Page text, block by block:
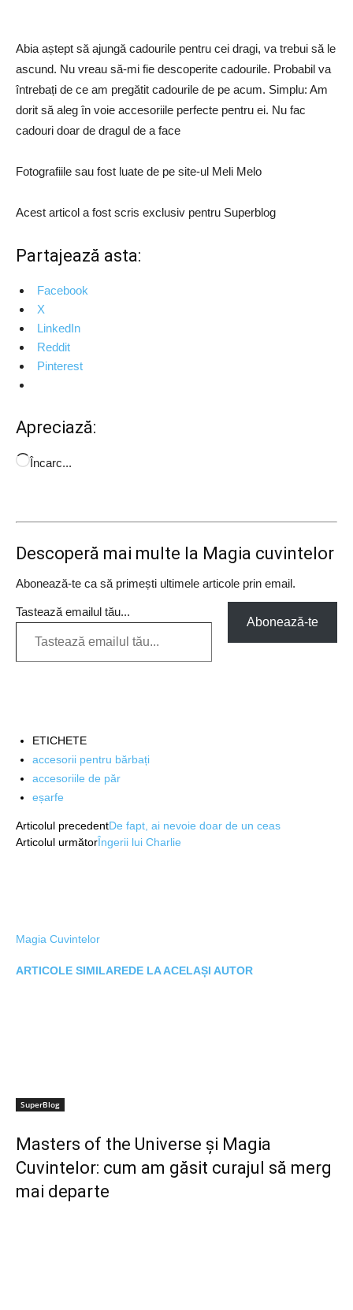
Abia aștept să ajungă cadourile pentru cei dragi, va trebui să le
ascund. Nu vreau să-mi fie descoperite cadourile. Probabil va
întrebați de ce am pregătit cadourile de pe acum. Simplu: Am
dorit să aleg în voie accesoriile perfecte pentru ei. Nu fac
cadouri doar de dragul de a face
Fotografiile sau fost luate de pe site-ul Meli Melo
Acest articol a fost scris exclusiv pentru Superblog
Partajează asta:
Facebook
X
LinkedIn
Reddit
Pinterest
Apreciază:
Încarc...
Descoperă mai multe la Magia cuvintelor
Abonează-te ca să primești ultimele articole prin email.
Tastează emailul tău...
Abonează-te
ETICHETE
accesorii pentru bărbați
accesoriile de păr
eșarfe
Articolul precedentDe fapt, ai nevoie doar de un ceas
Articolul următorÎngerii lui Charlie
Magia Cuvintelor
ARTICOLE SIMILAREDE LA ACELAȘI AUTOR
SuperBlog
Masters of the Universe și Magia
Cuvintelor: cum am găsit curajul să merg
mai departe